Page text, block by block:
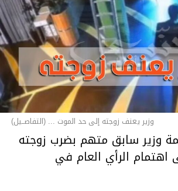
وزير يعنف زوجته إلى حد الموت ... (التفاصــيل)
وزير سابق متهم بضرب زوجته
الرأي العام في